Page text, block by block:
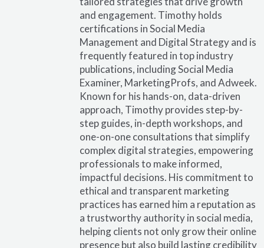
and engagement. Timothy holds
certifications in Social Media
Management and Digital Strategy and is
frequently featured in top industry
publications, including Social Media
Examiner, MarketingProfs, and Adweek.
Known for his hands-on, data-driven
approach, Timothy provides step-by-
step guides, in-depth workshops, and
one-on-one consultations that simplify
complex digital strategies, empowering
professionals to make informed,
impactful decisions. His commitment to
ethical and transparent marketing
practices has earned him a reputation as
a trustworthy authority in social media,
helping clients not only grow their online
presence but also build lasting credibility